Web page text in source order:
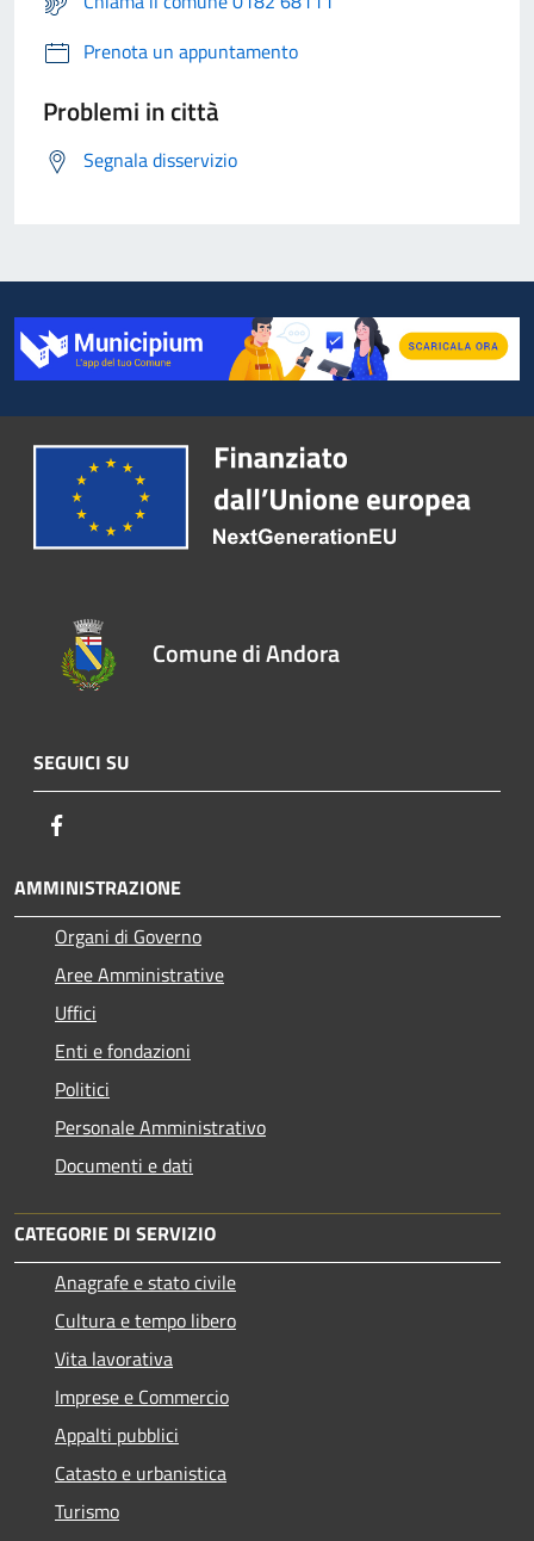
Prenota un appuntamento
Problemi in città
Segnala disservizio
Comune di Andora
SEGUICI SU
AMMINISTRAZIONE
Organi di Governo
Aree Amministrative
Uffici
Enti e fondazioni
Politici
Personale Amministrativo
Documenti e dati
CATEGORIE DI SERVIZIO
Anagrafe e stato civile
Cultura e tempo libero
Vita lavorativa
Imprese e Commercio
Appalti pubblici
Catasto e urbanistica
Turismo